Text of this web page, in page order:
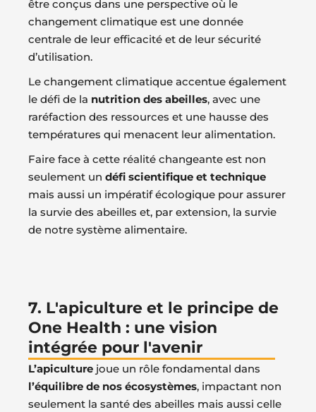
être conçus dans une perspective où le
changement climatique est une donnée
centrale de leur efficacité et de leur sécurité
d’utilisation.
Le changement climatique accentue également
le défi de la nutrition des abeilles, avec une
raréfaction des ressources et une hausse des
températures qui menacent leur alimentation.
Faire face à cette réalité changeante est non
seulement un défi scientifique et technique
mais aussi un impératif écologique pour assurer
la survie des abeilles et, par extension, la survie
de notre système alimentaire.
7. L'apiculture et le principe de
One Health : une vision
intégrée pour l'avenir
L’apiculture joue un rôle fondamental dans
l’équilibre de nos écosystèmes, impactant non
seulement la santé des abeilles mais aussi celle